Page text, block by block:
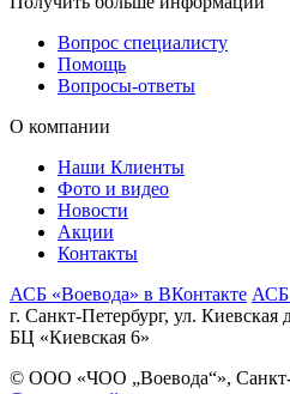
Вопрос специалисту
Помощь
Вопросы-ответы
О компании
Наши Клиенты
Фото и видео
Новости
Акции
Контакты
АСБ «Воевода» в ВКонтакте АСБ
г. Санкт-Петербург, ул. Киевская
БЦ «Киевская 6»
© ООО «ЧОО „Воевода“», Санкт-